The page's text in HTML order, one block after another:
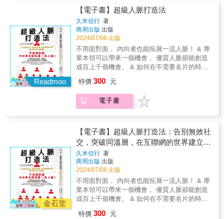
共度時光，幸福感大幅提升 & 讀者熱烈好評：
★本書將幫助你重新思考你的人際關係！對於
任何擔心與自己不喜歡的人建立關係的人來
說，這是一本必讀之書。 ★將喜劇技巧融入職
場人際關係的新視野！書中有很多實際的商業
實踐例子和喜劇演員的真實經歷軼事，所以我
讀起來樂此不疲，根本停不下來。 ★直指溝通
本質，雖然主題是溝通，但這本書會問你：
「你想成為怎樣的人？」 ★我深有感觸的是
「對不必要的人斷捨離」，推薦給那些想要珍
惜生命的人。 &
生好印象 （重視初次見到對方的7秒） ②持
續關係：想更加深入了解這個人（懂得如何選
擇深交的人） ③深耕關係：希望成為這個人的
助力（珍視人脈，建立團隊） & 看似簡單的技
巧，卻能帶來莫大的效果。 學會「超神閒談
力」後，作者獲得以下驚人成果： ①簽約率提
升了2.5倍 ②進入毫無經驗的人力資源顧問公
司，3年內成為業務冠軍 ③建立了「中北軍
團」，將年輕員工離職率從80％降到0％ ④出
然成為經營者 ⑤接到媒體採訪與上媒體的邀
請，出版了3本書 ⑥相較於沒沒無聞的喜劇演
員時代，年收入躍升104倍 ⑦能夠與珍惜的人
★本書將幫助你重新思考你的人際關係！對於
任何擔心與自己不喜歡的人建立關係的人來
說，這是一本必讀之書。 ★將喜劇技巧融入職
場人際關係的新視野！書中有很多實際的商業
實踐例子和喜劇演員的真實經歷軼事，所以我
讀起來樂此不疲，根本停不下來。 ★直指溝通
本質，雖然主題是溝通，但這本書會問你：
「你想成為怎樣的人？」 ★我深有感觸的是
惜生命的人。 &
Readmoo
【電子書】超級人脈打造法
久米信行 著
商周出版 出版
2024/07/06 出版
不用面對面， 內向者也能拓展一流人脈！ & 專
業本領可以帶來一個機會， 優質人脈卻能創造
成百上千個機會。 & 如何在不需要名片的時代
以及拓展人脈的能力，你才能受到「貴人運」
眷顧，逐步邁向未來理想的自己！ & 好評推薦
吳岱珍愛卡拉互動媒體股份有限公司 創作者公
持人｜蘇盈如 國際獵頭Sandy Su & 還在盲目
發簡介、遞名片、蹭飯局？ 不用見面也能透過
網路拓展人脈？ & 本書教導你利用網路擴展有
價值的人際關係，並從以下5個部分提供社交建
議和行動指導，不受業種或職業限制，助你與
各行各業的達人相遇： & 「心」之章──丟掉九
成名片，擁有貴人運的基本心態 名片從二：
六：二法則中再精篩兩成；別怕跑錯棚，多認
識怪咖；網緣才有更多可能性。 「技」之章──
把握認識貴人的機會，輕鬆拓展人際的技術 見
特價 300 元
電子書
金石堂
【電子書】超級人脈打造法：告別無效社
交，突破同溫層，在互聯網的世界建立強
大的人脈關係
久米信行 著
商周出版 出版
2024/07/06 出版
不用面對面， 內向者也能拓展一流人脈！ & 專
業本領可以帶來一個機會， 優質人脈卻能創造
成百上千個機會。 & 如何在不需要名片的時代
以及拓展人脈的能力，你才能受到「貴人運」
特價 300 元